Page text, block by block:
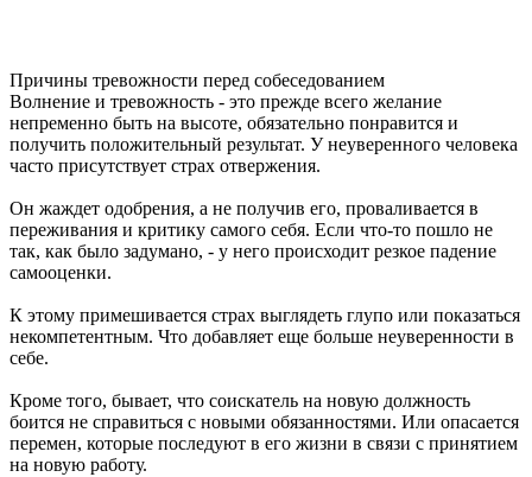
Причины тревожности перед собеседованием
Волнение и тревожность - это прежде всего желание
непременно быть на высоте, обязательно понравится и
получить положительный результат. У неуверенного человека
часто присутствует страх отвержения.
Он жаждет одобрения, а не получив его, проваливается в
переживания и критику самого себя. Если что-то пошло не
так, как было задумано, - у него происходит резкое падение
самооценки.
К этому примешивается страх выглядеть глупо или показаться
некомпетентным. Что добавляет еще больше неуверенности в
себе.
Кроме того, бывает, что соискатель на новую должность
боится не справиться с новыми обязанностями. Или опасается
перемен, которые последуют в его жизни в связи с принятием
на новую работу.